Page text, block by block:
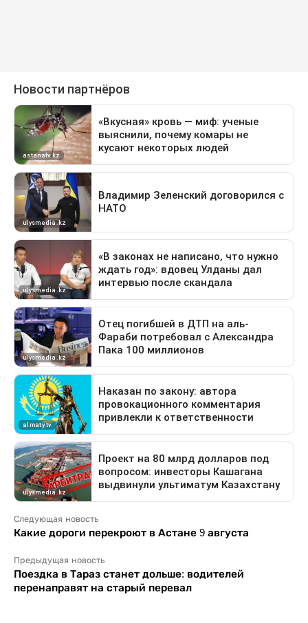
Следующая новость
Какие дороги перекроют в Астане 9 августа
Предыдущая новость
Поездка в Тараз станет дольше: водителей
перенаправят на старый перевал